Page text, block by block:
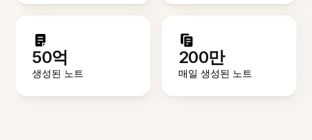
50억
생성된 노트
200만
매일 생성된 노트